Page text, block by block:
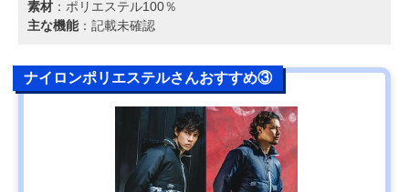
素材 ：ポリエステル100％
主な機能：記載未確認
ナイロンポリエステルさんおすすめ③